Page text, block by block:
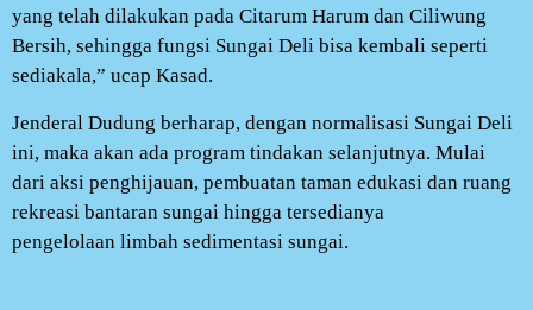
yang telah dilakukan pada Citarum Harum dan Ciliwung
Bersih, sehingga fungsi Sungai Deli bisa kembali seperti
sediakala,” ucap Kasad.
Jenderal Dudung berharap, dengan normalisasi Sungai Deli
ini, maka akan ada program tindakan selanjutnya. Mulai
dari aksi penghijauan, pembuatan taman edukasi dan ruang
rekreasi bantaran sungai hingga tersedianya
pengelolaan limbah sedimentasi sungai.